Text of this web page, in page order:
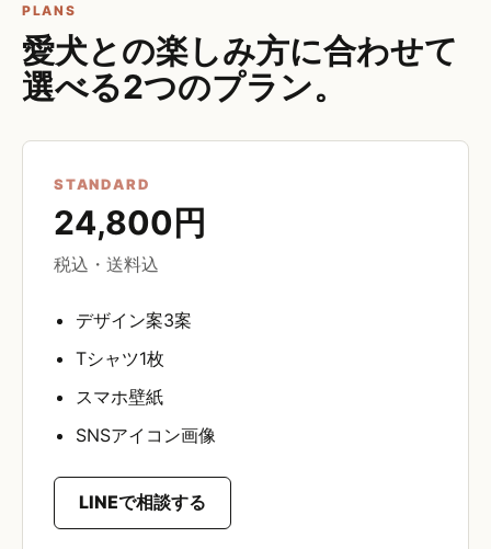
PLANS
愛犬との楽しみ方に合わせて
選べる2つのプラン。
STANDARD
24,800円
税込・送料込
デザイン案3案
Tシャツ1枚
スマホ壁紙
SNSアイコン画像
LINEで相談する